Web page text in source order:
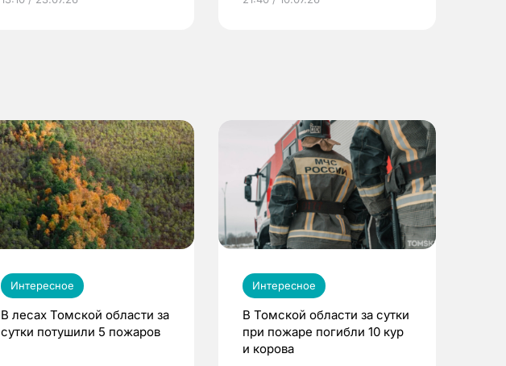
по ОМС!
Интересное
В лесах Томской области за
сутки потушили 5 пожаров
Интересное
В Томской области за сутки
при пожаре погибли 10 кур
и корова